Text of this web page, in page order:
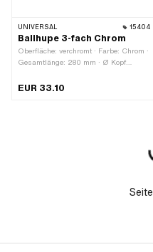
UNIVERSAL 15404
Ballhupe 3-fach Chrom
Oberfläche: verchromt · Farbe: Chrom ·
Gesamtlänge: 280 mm · Ø Kopf
EUR 33.10
Seite